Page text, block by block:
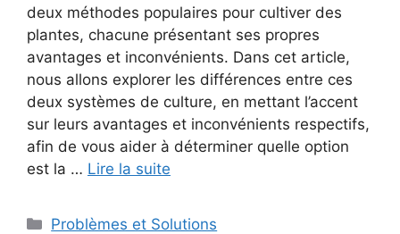
deux méthodes populaires pour cultiver des
plantes, chacune présentant ses propres
avantages et inconvénients. Dans cet article,
nous allons explorer les différences entre ces
deux systèmes de culture, en mettant l’accent
sur leurs avantages et inconvénients respectifs,
afin de vous aider à déterminer quelle option
est la … Lire la suite
Catégories
Problèmes et Solutions